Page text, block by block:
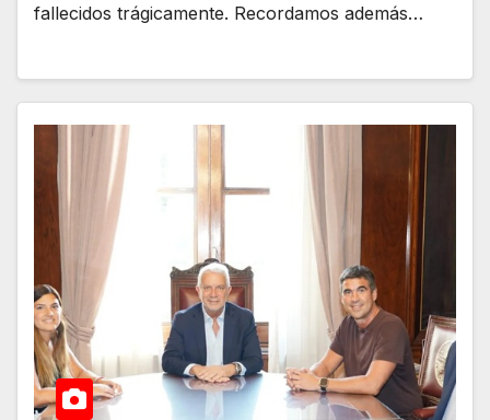
fallecidos trágicamente. Recordamos además…